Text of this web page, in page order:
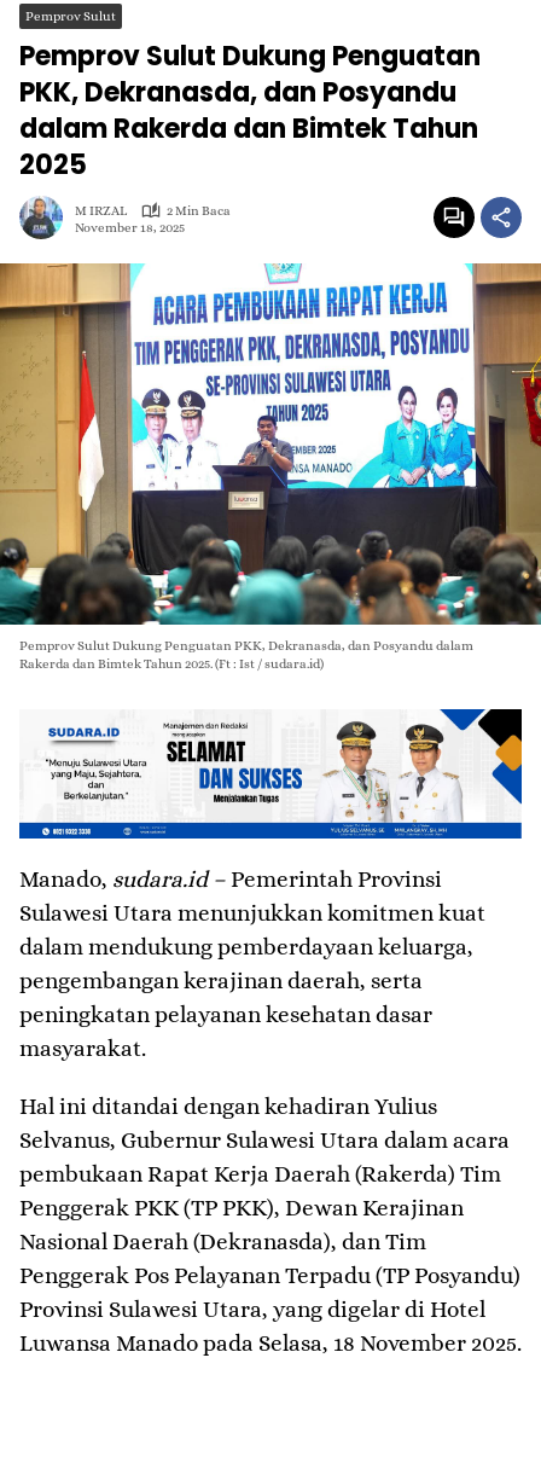
Pemprov Sulut
Pemprov Sulut Dukung Penguatan
PKK, Dekranasda, dan Posyandu
dalam Rakerda dan Bimtek Tahun
2025
M IRZAL
2 Min Baca
November 18, 2025
Pemprov Sulut Dukung Penguatan PKK, Dekranasda, dan Posyandu dalam
Rakerda dan Bimtek Tahun 2025. (Ft : Ist / sudara.id)
Manado, sudara.id – Pemerintah Provinsi
Sulawesi Utara menunjukkan komitmen kuat
dalam mendukung pemberdayaan keluarga,
pengembangan kerajinan daerah, serta
peningkatan pelayanan kesehatan dasar
masyarakat.
Hal ini ditandai dengan kehadiran Yulius
Selvanus, Gubernur Sulawesi Utara dalam acara
pembukaan Rapat Kerja Daerah (Rakerda) Tim
Penggerak PKK (TP PKK), Dewan Kerajinan
Nasional Daerah (Dekranasda), dan Tim
Penggerak Pos Pelayanan Terpadu (TP Posyandu)
Provinsi Sulawesi Utara, yang digelar di Hotel
Luwansa Manado pada Selasa, 18 November 2025.